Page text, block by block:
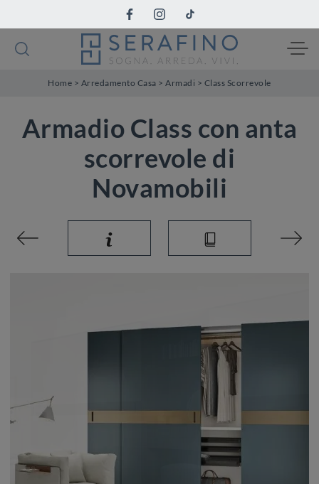
Home > Arredamento Casa >Armadi > Class Scorrevole
Armadio Class con anta
scorrevole di
Novamobili